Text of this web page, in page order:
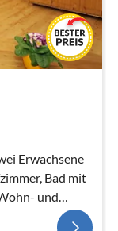
Erwachsene
Bad mit
und